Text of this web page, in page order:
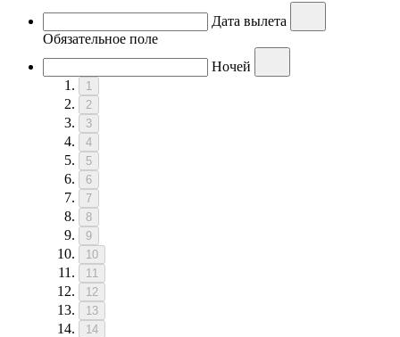
Дата вылета
Обязательное поле
Ночей
1
2
3
4
5
6
7
8
9
10
11
12
13
14